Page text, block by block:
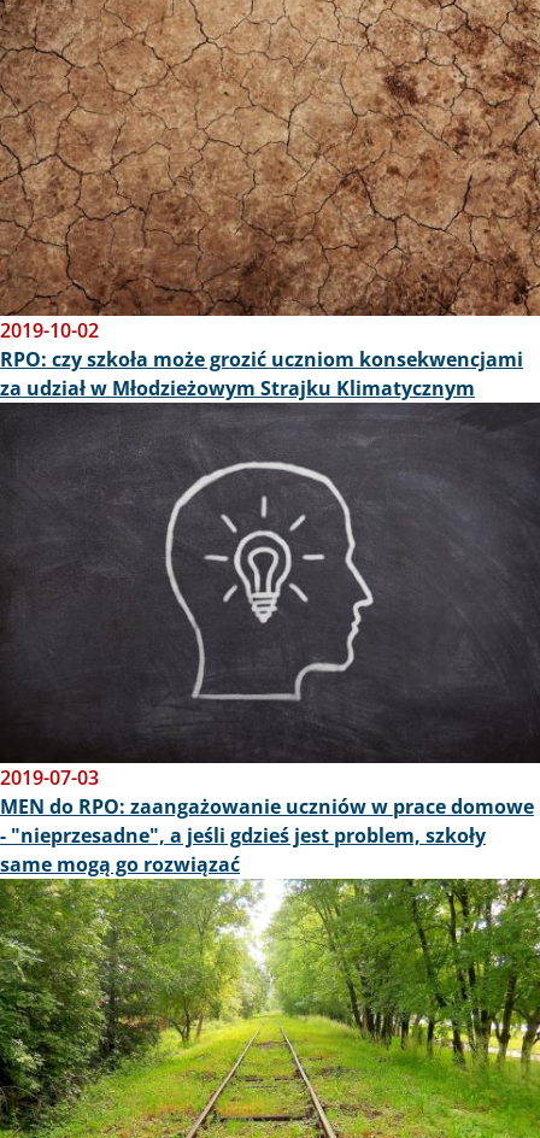
2019-10-02
RPO: czy szkoła może grozić uczniom konsekwencjami
za udział w Młodzieżowym Strajku Klimatycznym
2019-07-03
MEN do RPO: zaangażowanie uczniów w prace domowe
- "nieprzesadne", a jeśli gdzieś jest problem, szkoły
same mogą go rozwiązać
Obraz